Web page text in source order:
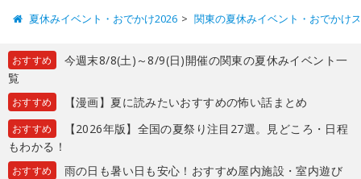
夏休みイベント・おでかけ2026 関東の夏休みイベント・おでかけ
おすすめ
今週末8/8(土)～8/9(日)開催の関東の夏休みイベント一
覧
おすすめ 【漫画】夏に読みたいおすすめの怖い話まとめ
おすすめ
【2026年版】全国の夏祭り注目27選。見どころ・日程
もわかる！
おすすめ
雨の日も暑い日も安心！おすすめ屋内施設・室内遊び